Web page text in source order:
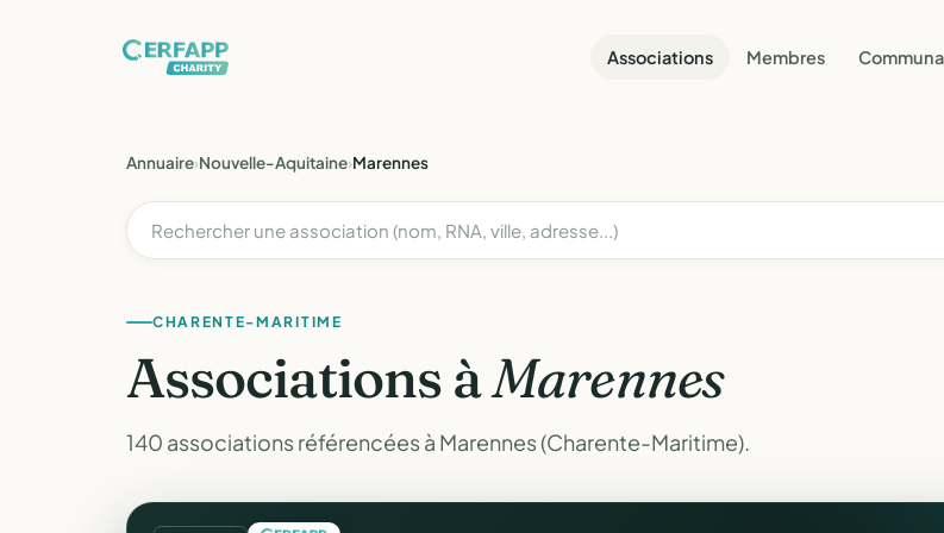
Associations Membres
Annuaire›Nouvelle-Aquitaine›Marennes
CHARENTE-MARITIME
Associations àMarennes
140 associations référencées à Marennes (Charente-Maritime).